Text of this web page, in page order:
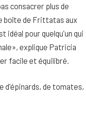
consacrer plus de
boîte de Frittatas aux
idéal pour quelqu'un qui
explique Patricia
facile et équilibré.
d'épinards, de tomates,